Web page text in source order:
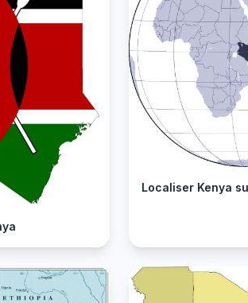
Localiser Kenya